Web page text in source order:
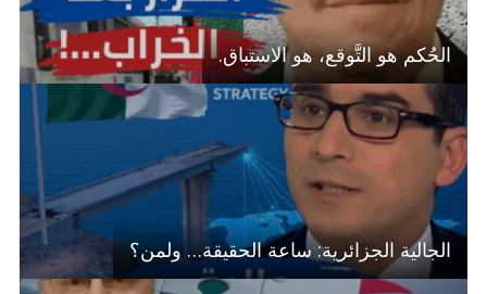
الحُكم هو التَّوقع، هو الاستباق.
الجالية الجزائرية: ساعة الحقيقة… ولمن؟